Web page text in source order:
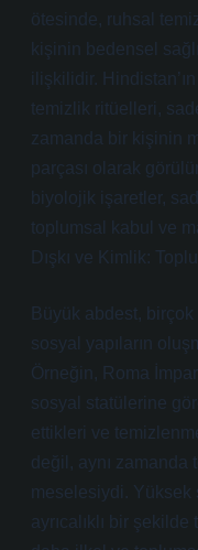
ötesinde, ruhsal
kişinin bedensel
ilişkilidir.
temizlik ritüelleri,
zamanda bir kişinin
parçası olarak
biyolojik işaretler,
toplumsal kabul ve
Dışkı ve Kimlik:
Büyük abdest,
sosyal yapıların
Örneğin, Roma
sosyal statülerine
ettikleri ve
değil, aynı zamanda
meselesiydi. Yüksek
ayrıcalıklı bir